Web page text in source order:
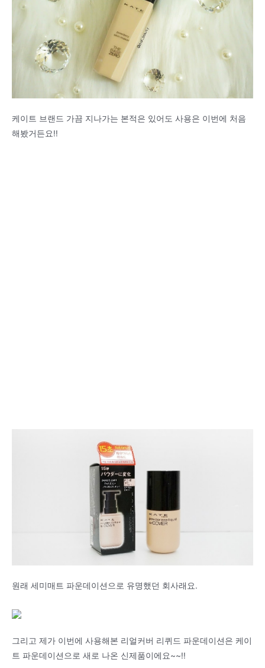
케이트 브랜드 가끔 지나가는 본적은 있어도 사용은 이번에 처음
해봤거든요!!
원래 세미매트 파운데이션으로 유명했던 회사래요.
그리고 제가 이번에 사용해본 리얼커버 리퀴드 파운데이션은 케이
트 파운데이션으로 새로 나온 신제품이에요~~!!